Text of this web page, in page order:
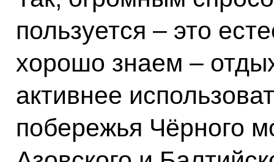
пользуется – это
хорошо знаем –
активнее
побережья Чёрного